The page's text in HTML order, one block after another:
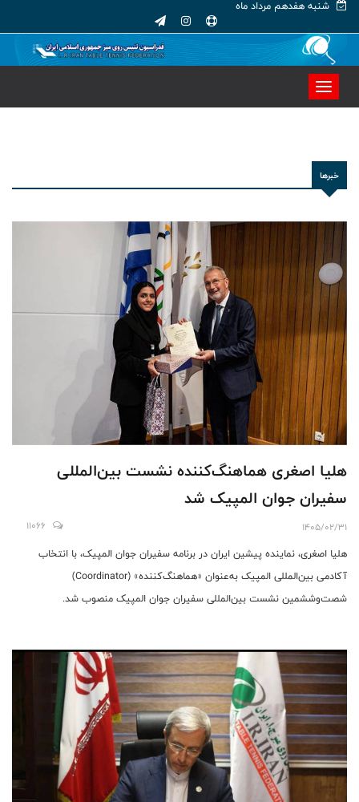
شنبه هفدهم مرداد ماه
خبرها
هلیا اصغری هماهنگ‌کننده نشست بین‌المللی
سفیران جوان المپیک شد
1405/02/31
11066
هلیا اصغری، نماینده پیشین ایران در برنامه سفیران جوان المپیک، با انتخاب
آکادمی بین‌المللی المپیک به‌عنوان «هماهنگ‌کننده» (Coordinator)
شصت‌وششمین نشست بین‌المللی سفیران جوان المپیک منصوب شد.